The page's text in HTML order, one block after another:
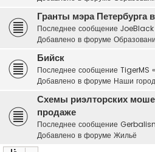
Гранты мэра Петербурга
Последнее сообщение JoeBlack
Добавлено в форуме
Бийск
Последнее сообщение TigerMS «
Добавлено в форуме Наши
Схемы риэлторских
продаже
Последнее сообщение
Добавлено в форуме Жильё